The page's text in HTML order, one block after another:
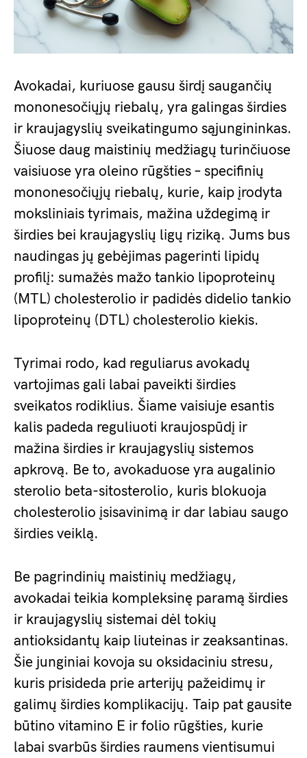
Avokadai, kuriuose gausu širdį saugančių
mononesočiųjų riebalų, yra galingas širdies
ir kraujagyslių sveikatingumo sąjungininkas.
Šiuose daug maistinių medžiagų turinčiuose
vaisiuose yra oleino rūgšties – specifinių
mononesočiųjų riebalų, kurie, kaip įrodyta
moksliniais tyrimais, mažina uždegimą ir
širdies bei kraujagyslių ligų riziką. Jums bus
naudingas jų gebėjimas pagerinti lipidų
profilį: sumažės mažo tankio lipoproteinų
(MTL) cholesterolio ir padidės didelio tankio
lipoproteinų (DTL) cholesterolio kiekis.
Tyrimai rodo, kad reguliarus avokadų
vartojimas gali labai paveikti širdies
sveikatos rodiklius. Šiame vaisiuje esantis
kalis padeda reguliuoti kraujospūdį ir
mažina širdies ir kraujagyslių sistemos
apkrovą. Be to, avokaduose yra augalinio
sterolio beta-sitosterolio, kuris blokuoja
cholesterolio įsisavinimą ir dar labiau saugo
širdies veiklą.
Be pagrindinių maistinių medžiagų,
avokadai teikia kompleksinę paramą širdies
ir kraujagyslių sistemai dėl tokių
antioksidantų kaip liuteinas ir zeaksantinas.
Šie junginiai kovoja su oksidaciniu stresu,
kuris prisideda prie arterijų pažeidimų ir
galimų širdies komplikacijų. Taip pat gausite
būtino vitamino E ir folio rūgšties, kurie
labai svarbūs širdies raumens vientisumui